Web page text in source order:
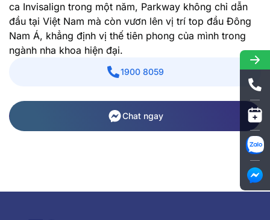
ca Invisalign trong một năm, Parkway không chỉ dẫn
đầu tại Việt Nam mà còn vươn lên vị trí top đầu Đông
Nam Á, khẳng định vị thế tiên phong của mình trong
ngành nha khoa hiện đại.
1900 8059
Chat ngay